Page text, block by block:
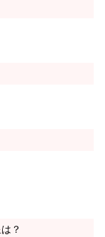
？